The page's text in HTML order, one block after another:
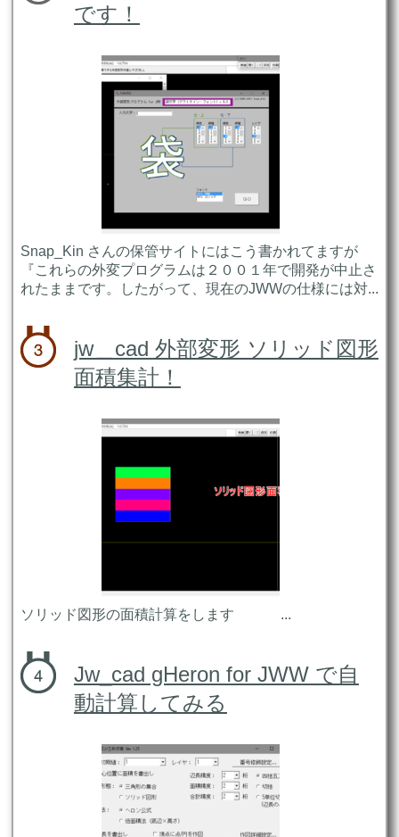
です！
Snap_Kin さんの保管サイトにはこう書かれてますが
『これらの外変プログラムは２００１年で開発が中止さ
れたままです。したがって、現在のJWWの仕様には対...
jw＿cad 外部変形 ソリッド図形
面積集計！
ソリッド図形の面積計算をします ...
Jw_cad gHeron for JWW で自
動計算してみる